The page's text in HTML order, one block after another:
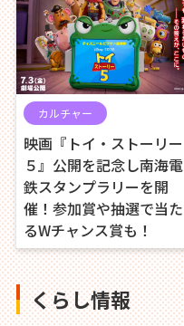
カルチャー
映画『トイ・ストーリー
５』公開を記念し南海電
鉄スタンプラリーを開
催！参加賞や抽選で当た
るWチャンス賞も！
くらし情報